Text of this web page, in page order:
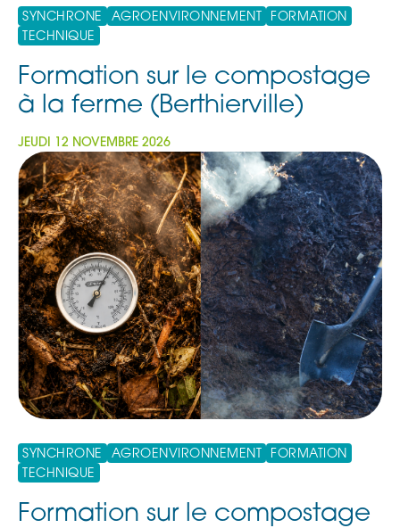
SYNCHRONE AGROENVIRONNEMENT
FORMATION
TECHNIQUE
Formation sur le compostage
à la ferme (Berthierville)
JEUDI 12 NOVEMBRE 2026
SYNCHRONE AGROENVIRONNEMENT
FORMATION
TECHNIQUE
Formation sur le compostage